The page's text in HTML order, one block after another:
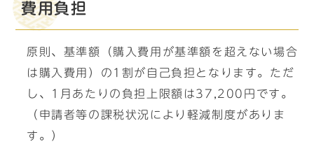
費用負担
原則、基準額（購入費用が基準額を超えない場合
は購入費用）の1割が自己負担となります。ただ
し、1月あたりの負担上限額は37,200円です。
（申請者等の課税状況により軽減制度がありま
す。）